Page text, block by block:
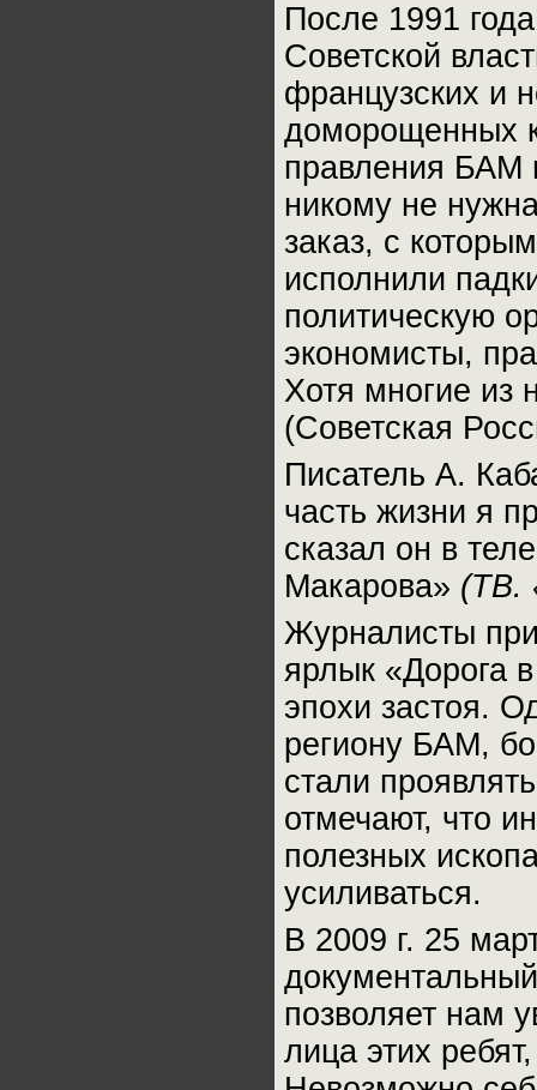
После 1991
Советской
французских и
доморощенных
правления БАМ
никому не
заказ, с
исполнили
политическую
экономисты,
Хотя многие из
(Советская
Писатель А.
часть жизни я
сказал он в
Макарова» (ТВ.
Журналисты
ярлык «Дорога
эпохи застоя.
региону БАМ,
стали
отмечают, что
полезных
усиливаться.
В 2009 г. 25
позволяет нам
лица этих